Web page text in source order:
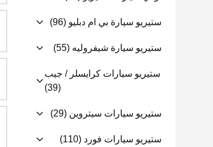
ستيريو سيارة بي ام دبليو (96)
ستيريو سيارة شيفروليه (55)
ستيريو سيارات كرايسلر / جيب
(39)
ستيريو سيارات سيتروين (29)
ستيريو سيارات فورد (110)